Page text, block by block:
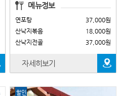
메뉴정보
연포탕
37,000원
산낙지볶음
18,000원
산낙지전골
37,000원
자세히보기
할인